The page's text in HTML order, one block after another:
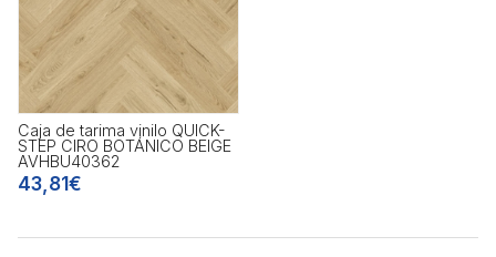
Caja de tarima vinilo QUICK-
STEP CIRO BOTÁNICO BEIGE
AVHBU40362
43,81€